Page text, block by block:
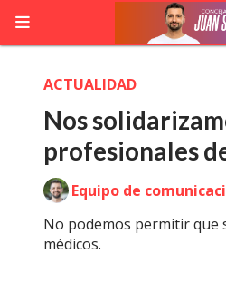
Nos
profesionales
No podemos permitir que
médicos.
ACTUALIDAD
Equipo de